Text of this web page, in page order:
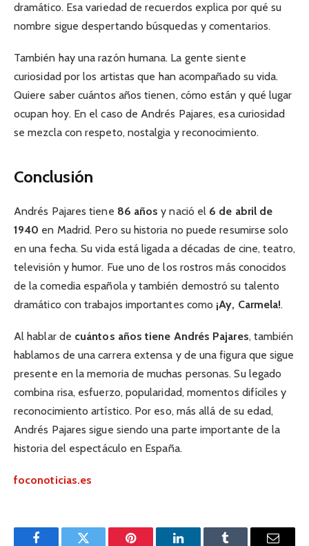
dramático. Esa variedad de recuerdos explica por qué su
nombre sigue despertando búsquedas y comentarios.
También hay una razón humana. La gente siente
curiosidad por los artistas que han acompañado su vida.
Quiere saber cuántos años tienen, cómo están y qué lugar
ocupan hoy. En el caso de Andrés Pajares, esa curiosidad
se mezcla con respeto, nostalgia y reconocimiento.
Conclusión
Andrés Pajares tiene 86 años y nació el 6 de abril de
1940 en Madrid. Pero su historia no puede resumirse solo
en una fecha. Su vida está ligada a décadas de cine, teatro,
televisión y humor. Fue uno de los rostros más conocidos
de la comedia española y también demostró su talento
dramático con trabajos importantes como ¡Ay, Carmela!.
Al hablar de cuántos años tiene Andrés Pajares, también
hablamos de una carrera extensa y de una figura que sigue
presente en la memoria de muchas personas. Su legado
combina risa, esfuerzo, popularidad, momentos difíciles y
reconocimiento artístico. Por eso, más allá de su edad,
Andrés Pajares sigue siendo una parte importante de la
historia del espectáculo en España.
foconoticias.es